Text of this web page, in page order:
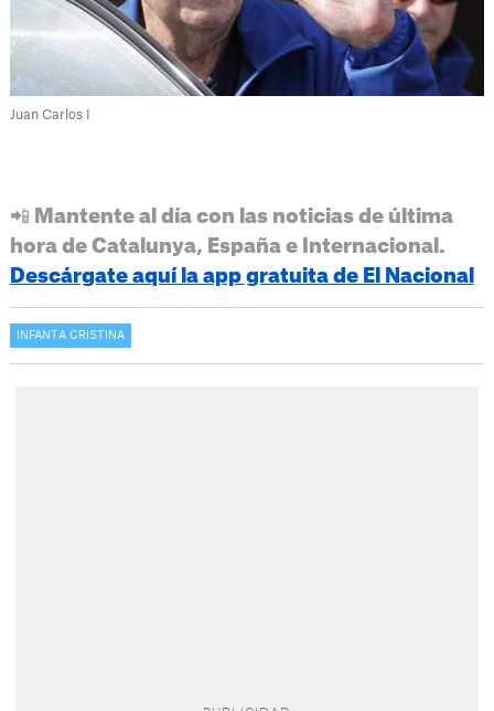
Juan Carlos I
📲 Mantente al día con las noticias de última
hora de Catalunya, España e Internacional.
Descárgate aquí la app gratuita de El Nacional
INFANTA CRISTINA